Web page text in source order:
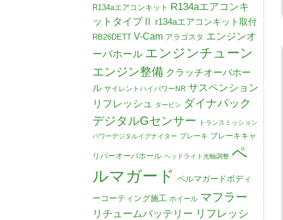
R134aエアコンキット R134aエアコンキ
ットタイプⅡ
r134aエアコンキット取付
RB26DETT V-Cam アラゴスタ エンジンオ
ーバホール エンジンチューン
エンジン整備 クラッチオーバホー
ル サイレントハイパワーNR サスペンション
リフレッシュ
タービン ダイナパック
デジタルGセンサー
トランスミッション
パワーデジタルイグナイター ブレーキ ブレーキキャ
リパーオーバホール ヘッドライト光軸調整 ペ
ルマガード ペルマガードボディ
ーコーティング施工 ホイール マフラー
リチュームバッテリー リフレッシ